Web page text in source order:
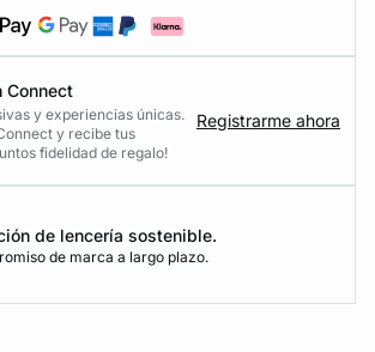
Connect
y experiencias únicas.
y recibe tus
fidelidad de regalo!
Registrarme ahora
de lencería sostenible.
de marca a largo plazo.